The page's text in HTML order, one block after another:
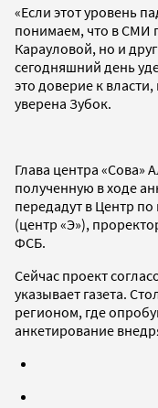
«Если этот уровень
понимаем, что в СМИ
Карауловой, но и
сегодняшний день
это доверие к
уверена Зубок.
Глава центра «Сова»
полученную в ходе
передадут в Центр
(центр «Э»),
ФСБ.
Сейчас проект
указывает газета.
регионом, где
анкетирование